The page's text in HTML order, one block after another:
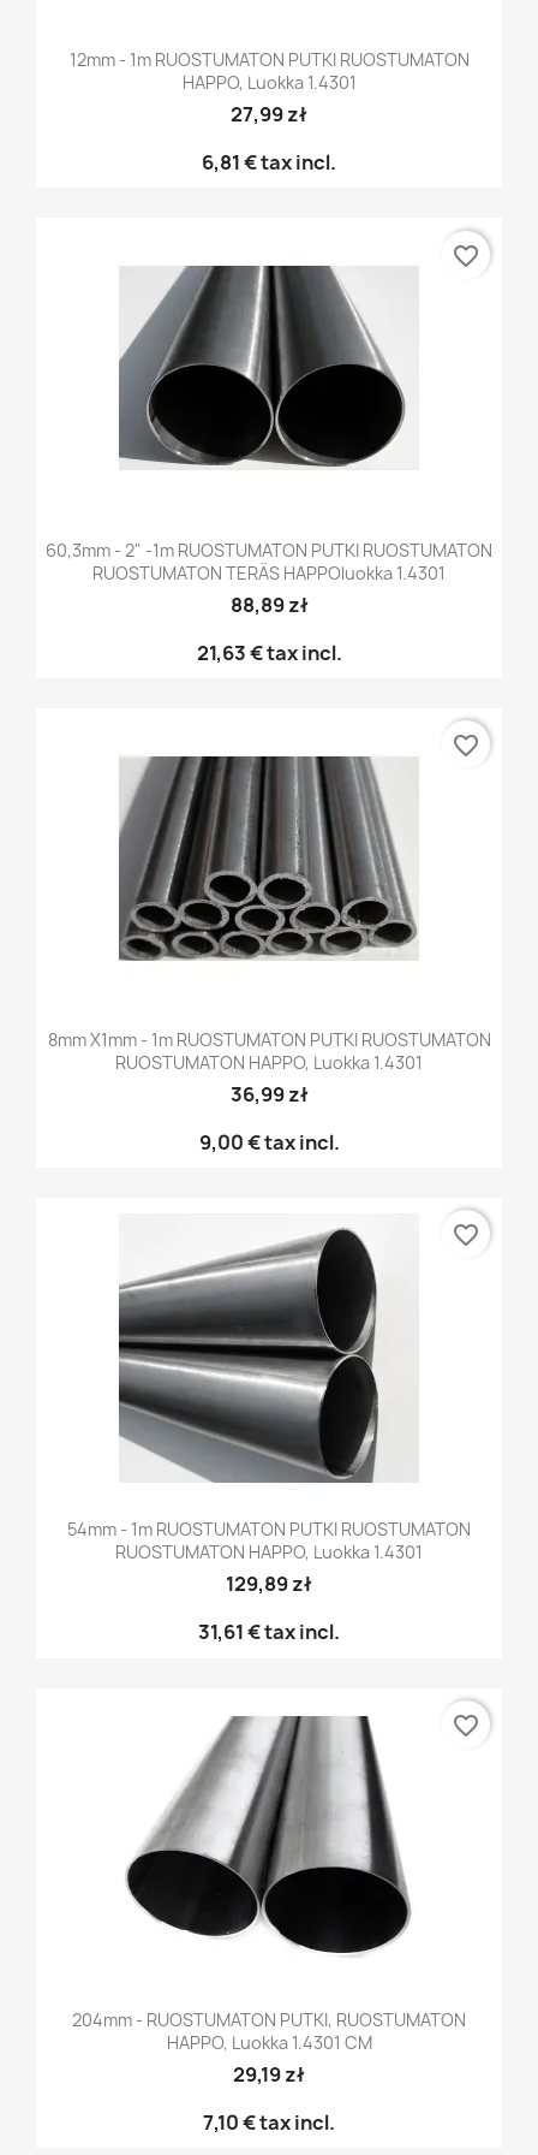
12mm - 1m RUOSTUMATON PUTKI RUOSTUMATON
HAPPO, Luokka 1.4301
27,99 zł
6,81 €tax incl.
60,3mm - 2" -1m RUOSTUMATON PUTKI RUOSTUMATON
RUOSTUMATON TERÄS HAPPOluokka 1.4301
88,89 zł
21,63 €tax incl.
favorite_border
8mm X1mm - 1m RUOSTUMATON PUTKI RUOSTUMATON
RUOSTUMATON HAPPO, Luokka 1.4301
36,99 zł
9,00 €tax incl.
favorite_border
54mm - 1m RUOSTUMATON PUTKI RUOSTUMATON
RUOSTUMATON HAPPO, Luokka 1.4301
129,89 zł
31,61 €tax incl.
favorite_border
204mm - RUOSTUMATON PUTKI, RUOSTUMATON
HAPPO, Luokka 1.4301 CM
29,19 zł
7,10 €tax incl.
favorite_border